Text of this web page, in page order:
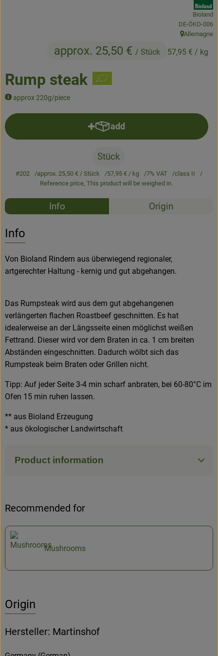
Vouchers & Gift Ideas
Delivery service
About us
Rump steak
approx 220g/piece
approx. 25,50 € / Stück 57,95 € / kg
Bioland
, certification
DE-ÖKO-006
, origin:
Allemagne
add
Add product to basket
Stück
#202 approx. 25,50 € / Stück 57,95 € / kg 7% VAT
class II
Reference price,This product will be weighed in.
Recipes
Info Origin
Info
Von Bioland Rindern aus überwiegend regionaler,
artgerechter Haltung - kernig und gut abgehangen.
Das Rumpsteak wird aus dem gut abgehangenen
verlängerten flachen Roastbeef geschnitten. Es hat
idealerweise an der Längsseite einen möglichst weißen
Fettrand. Dieser wird vor dem Braten in ca. 1 cm breiten
Abständen eingeschnitten. Dadurch wölbt sich das
Rumpsteak beim Braten oder Grillen nicht.
Tipp: Auf jeder Seite 3-4 min scharf anbraten, bei 60-80°C im
Ofen 15 min ruhen lassen.
** aus Bioland Erzeugung
* aus ökologischer Landwirtschaft
Product information
Recommended for
Mushrooms
Origin
Hersteller: Martinshof